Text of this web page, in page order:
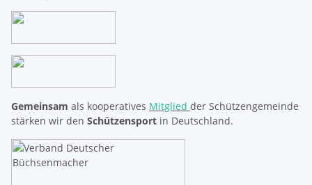
Gemeinsam als kooperatives Mitglied der Schützengemeinde
stärken wir den Schützensport in Deutschland.